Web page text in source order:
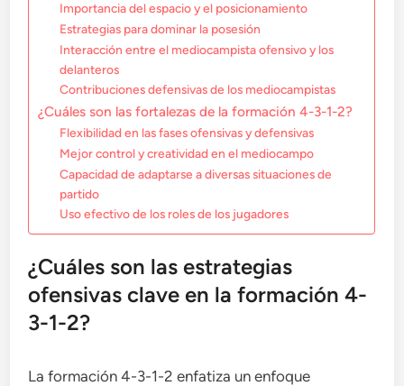
Importancia del espacio y el posicionamiento
Estrategias para dominar la posesión
Interacción entre el mediocampista ofensivo y los
delanteros
Contribuciones defensivas de los mediocampistas
¿Cuáles son las fortalezas de la formación 4-3-1-2?
Flexibilidad en las fases ofensivas y defensivas
Mejor control y creatividad en el mediocampo
Capacidad de adaptarse a diversas situaciones de
partido
Uso efectivo de los roles de los jugadores
¿Cuáles son las estrategias
ofensivas clave en la formación 4-
3-1-2?
La formación 4-3-1-2 enfatiza un enfoque